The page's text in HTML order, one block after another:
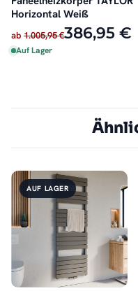
Horizontal Weiß
ab 1.005,95 €386,95 €
Auf Lager
AUF LAGER